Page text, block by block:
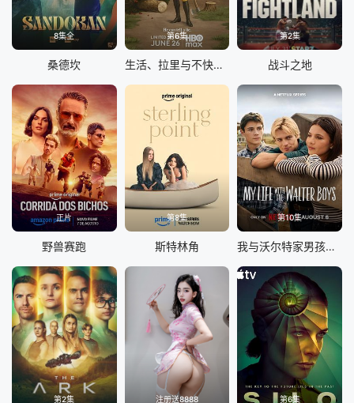
8集全
桑德坎
第6集
生活、拉里与不快乐的追求：一部美国史
第2集
战斗之地
正片
野兽赛跑
第8集
斯特林角
第10集
我与沃尔特家男孩的生活 第三季
第2集 注册送8888 第6集